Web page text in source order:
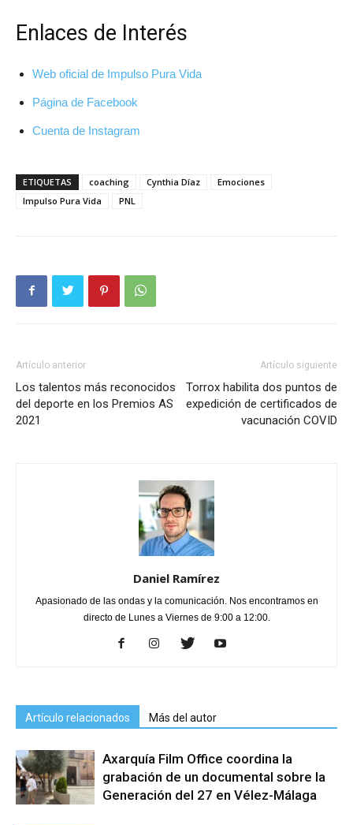
Enlaces de Interés
Web oficial de Impulso Pura Vida
Página de Facebook
Cuenta de Instagram
ETIQUETAS coaching Cynthia Díaz
Emociones
Impulso Pura Vida
PNL
Artículo anterior
Los talentos más reconocidos
del deporte en los Premios AS
2021
Artículo siguiente
Torrox habilita dos puntos de
expedición de certificados de
vacunación COVID
Daniel Ramírez
Apasionado de las ondas y la comunicación. Nos encontramos en
directo de Lunes a Viernes de 9:00 a 12:00.
Artículo relacionados Más del autor
Axarquía Film Office coordina la
grabación de un documental sobre la
Generación del 27 en Vélez-Málaga